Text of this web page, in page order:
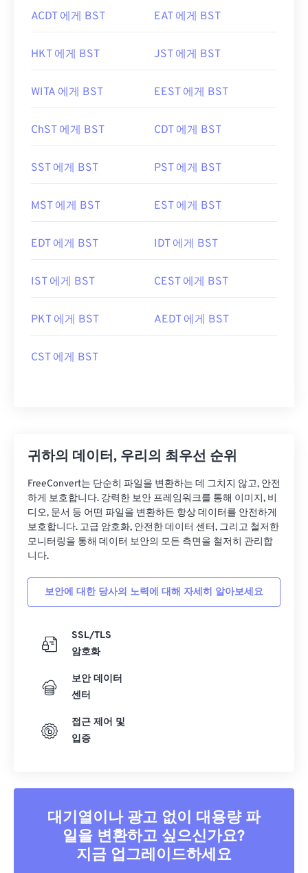
ACDT 에게 BST EAT 에게 BST
HKT 에게 BST JST 에게 BST
WITA 에게 BST EEST 에게 BST
ChST 에게 BST CDT 에게 BST
SST 에게 BST PST 에게 BST
MST 에게 BST EST 에게 BST
EDT 에게 BST IDT 에게 BST
IST 에게 BST CEST 에게 BST
PKT 에게 BST AEDT 에게 BST
CST 에게 BST
귀하의 데이터, 우리의 최우선 순위
FreeConvert는 단순히 파일을 변환하는 데 그치지 않고, 안전
하게 보호합니다. 강력한 보안 프레임워크를 통해 이미지, 비
디오, 문서 등 어떤 파일을 변환하든 항상 데이터를 안전하게
보호합니다. 고급 암호화, 안전한 데이터 센터, 그리고 철저한
모니터링을 통해 데이터 보안의 모든 측면을 철저히 관리합
니다.
보안에 대한 당사의 노력에 대해 자세히 알아보세요
SSL/TLS
암호화
보안 데이터
센터
접근 제어 및
입증
대기열이나 광고 없이 대용량 파
일을 변환하고 싶으신가요?
지금 업그레이드하세요